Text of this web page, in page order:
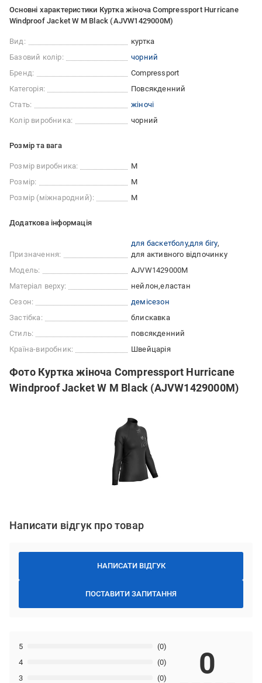
Основні характеристики Куртка жіноча Compressport Hurricane
Windproof Jacket W M Black (AJVW1429000M)
Вид:
куртка
Базовий колір:
чорний
Бренд:
Compressport
Категорія:
Повсякденний
Стать:
жіночі
Колір виробника:
чорний
Розмір та вага
Розмір виробника:
M
Розмір:
M
Розмір (міжнародний):
M
Додаткова інформація
Призначення:
для баскетболу для бігу
для активного відпочинку
Модель:
AJVW1429000M
Матеріал верху:
нейлон еластан
Сезон:
демісезон
Застібка:
блискавка
Стиль:
повсякденний
Країна-виробник:
Швейцарія
Фото Куртка жіноча Compressport Hurricane
Windproof Jacket W M Black (AJVW1429000M)
Написати відгук про товар
НАПИСАТИ ВІДГУК
ПОСТАВИТИ ЗАПИТАННЯ
3 (0)
4 (0)
5 (0)
0